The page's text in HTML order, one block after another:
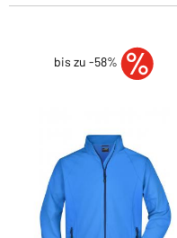
bis zu -58%